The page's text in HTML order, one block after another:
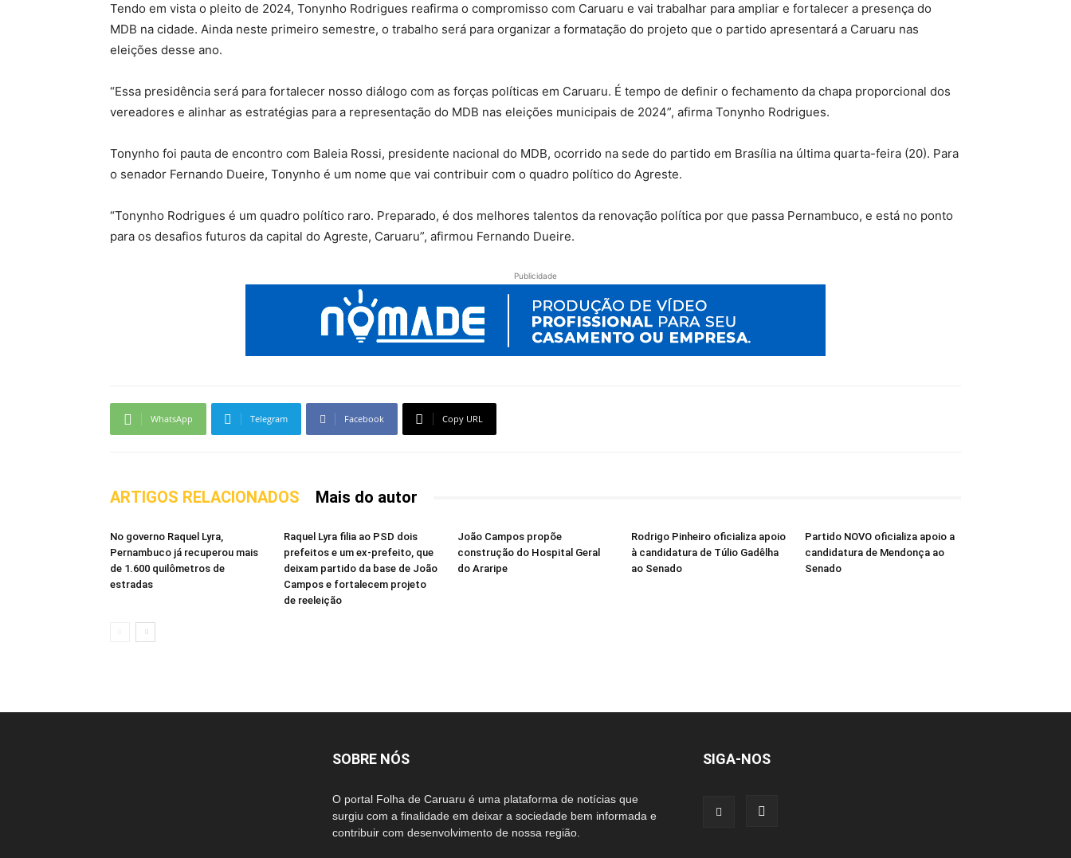
Tendo em vista o pleito de 2024, Tonynho Rodrigues reafirma o compromisso com Caruaru e vai trabalhar para ampliar e fortalecer a presença do
MDB na cidade. Ainda neste primeiro semestre, o trabalho será para organizar a formatação do projeto que o partido apresentará a Caruaru nas
eleições desse ano.
“Essa presidência será para fortalecer nosso diálogo com as forças políticas em Caruaru. É tempo de definir o fechamento da chapa proporcional dos
vereadores e alinhar as estratégias para a representação do MDB nas eleições municipais de 2024”, afirma Tonynho Rodrigues.
Tonynho foi pauta de encontro com Baleia Rossi, presidente nacional do MDB, ocorrido na sede do partido em Brasília na última quarta-feira (20). Para
o senador Fernando Dueire, Tonynho é um nome que vai contribuir com o quadro político do Agreste.
“Tonynho Rodrigues é um quadro político raro. Preparado, é dos melhores talentos da renovação política por que passa Pernambuco, e está no ponto
para os desafios futuros da capital do Agreste, Caruaru”, afirmou Fernando Dueire.
Publicidade
WhatsApp Telegram Facebook Copy URL
ARTIGOS RELACIONADOS Mais do autor
No governo Raquel Lyra,
Pernambuco já recuperou mais
de 1.600 quilômetros de
estradas
Raquel Lyra filia ao PSD dois
prefeitos e um ex-prefeito, que
deixam partido da base de João
Campos e fortalecem projeto
de reeleição
João Campos propõe
construção do Hospital Geral
do Araripe
Rodrigo Pinheiro oficializa apoio
à candidatura de Túlio Gadêlha
ao Senado
Partido NOVO oficializa apoio a
candidatura de Mendonça ao
Senado
SOBRE NÓS
O portal Folha de Caruaru é uma plataforma de notícias que
surgiu com a finalidade em deixar a sociedade bem informada e
contribuir com desenvolvimento de nossa região.
SIGA-NOS